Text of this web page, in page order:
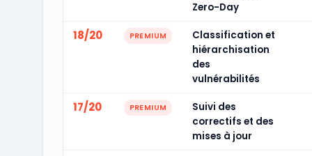
Zero-Day
18/20 PREMIUM
Classification et
hiérarchisation
des
vulnérabilités
17/20 PREMIUM
Suivi des
correctifs et des
mises à jour